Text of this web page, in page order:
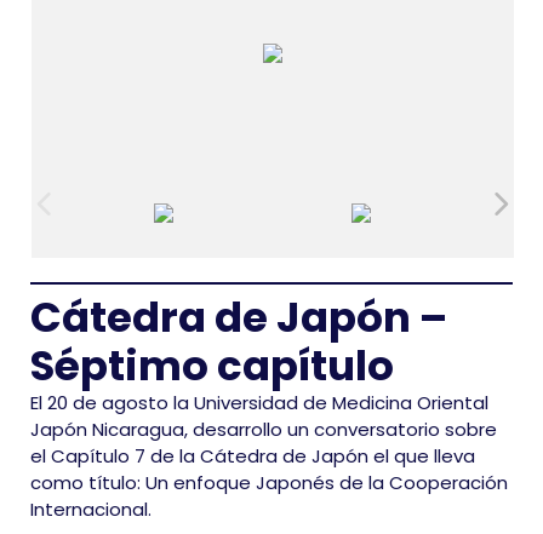
Cátedra de Japón –
Séptimo capítulo
El 20 de agosto la Universidad de Medicina Oriental
Japón Nicaragua, desarrollo un conversatorio sobre
el Capítulo 7 de la Cátedra de Japón el que lleva
como título: Un enfoque Japonés de la Cooperación
Internacional.